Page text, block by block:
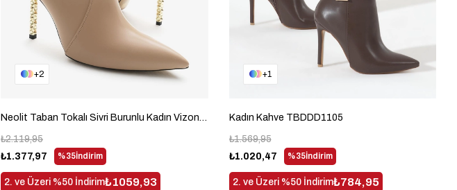
2
Neolit Taban Tokalı Sivri Burunlu Kadın Vizon Yüksek Topuklu Bot TBDDD1310
%35İndirim
₺1.377,97
₺2.119,95
2. ve Üzeri %50 İndirim₺1059,93
1
Kadın Kahve TBDDD1105
%35İndirim
₺1.020,47
₺1.569,95
2. ve Üzeri %50 İndirim₺784,95